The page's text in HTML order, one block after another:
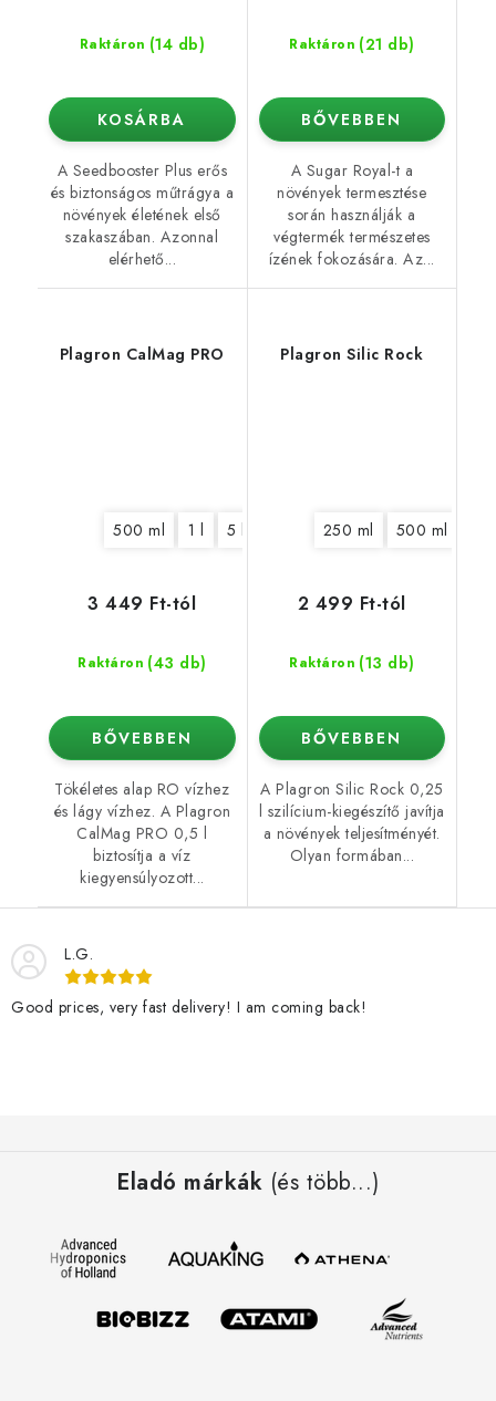
Raktáron (14 db)
KOSÁRBA
A Seedbooster Plus erős
és biztonságos műtrágya a
növények életének első
szakaszában. Azonnal
elérhető...
Raktáron (21 db)
BŐVEBBEN
A Sugar Royal-t a
növények termesztése
során használják a
végtermék természetes
ízének fokozására. Az...
Plagron CalMag PRO
500 ml 1 l 5 l 20 l
Raktáron (43 db)
3 449 Ft-tól
BŐVEBBEN
Tökéletes alap RO vízhez
és lágy vízhez. A Plagron
CalMag PRO 0,5 l
biztosítja a víz
kiegyensúlyozott...
Plagron Silic Rock
250 ml 500 ml
Raktáron (13 db)
2 499 Ft-tól
BŐVEBBEN
A Plagron Silic Rock 0,25
l szilícium-kiegészítő javítja
a növények teljesítményét.
Olyan formában...
L.G.
Good prices, very fast delivery! I am coming back!
Eladó márkák (és több...)